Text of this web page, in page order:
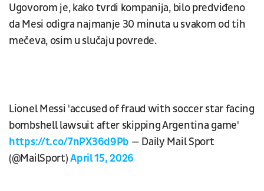
Ugovorom je, kako tvrdi kompanija, bilo predviđeno
da Mesi odigra najmanje 30 minuta u svakom od tih
mečeva, osim u slučaju povrede.
Lionel Messi 'accused of fraud with soccer star facing
bombshell lawsuit after skipping Argentina game'
https://t.co/7nPX36d9Pb — Daily Mail Sport
(@MailSport)April 15, 2026